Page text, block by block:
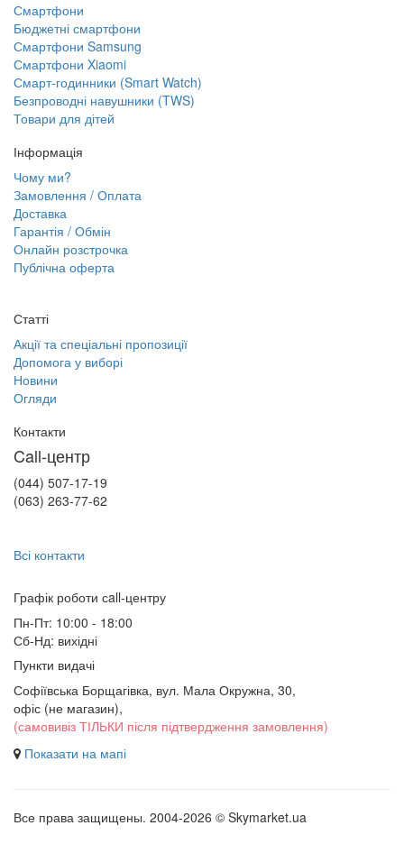
Смартфони
Бюджетні смартфони
Смартфони Samsung
Смартфони Xiaomi
Смарт-годинники (Smart Watch)
Безпроводні навушники (TWS)
Товари для дітей
Інформація
Чому ми?
Замовлення / Оплата
Доставка
Гарантія / Обмін
Онлайн розстрочка
Публічна оферта
Статті
Акції та спеціальні пропозиції
Допомога у виборі
Новини
Огляди
Контакти
Call-центр
(044) 507-17-19
(063) 263-77-62
Всі контакти
Графік роботи сall-центру
Пн-Пт: 10:00 - 18:00
Сб-Нд: вихідні
Пункти видачі
Софіївська Борщагівка, вул. Мала Окружна, 30,
офіс (не магазин),
(самовивіз ТІЛЬКИ після підтвердження замовлення)
Показати на мапі
Все права защищены. 2004-2026 © Skymarket.ua